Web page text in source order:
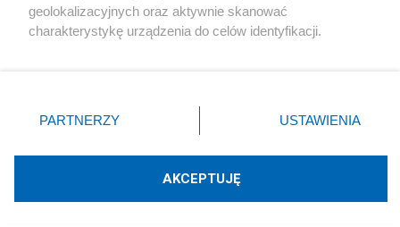
Technologię dostarcza:W3media.pl
geolokalizacyjnych oraz aktywnie skanować
charakterystykę urządzenia do celów identyfikacji.
zmienić/wycofać klikając przycisk ustawień prywatności
znajdujący się w lewym dolnym rogu strony
rodzaje przetwarzania danych nie wymagają zgody
użytkownika, ale masz prawo sprzeciwić się takiemu
PARTNERZY USTAWIENIA
AKCEPTUJĘ